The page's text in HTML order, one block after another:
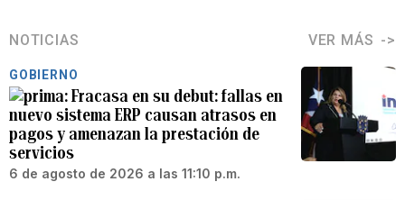
NOTICIAS VER MÁS
GOBIERNO
Fracasa en su debut: fallas en
nuevo sistema ERP causan atrasos en
pagos y amenazan la prestación de
servicios
6 de agosto de 2026 a las 11:10 p.m.